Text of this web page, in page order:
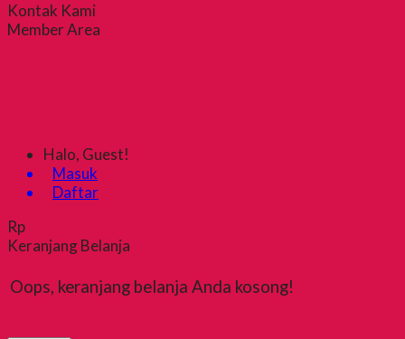
Kontak Kami
Member Area
Halo, Guest!
Masuk
Daftar
Rp
Keranjang Belanja
Oops, keranjang belanja Anda kosong!